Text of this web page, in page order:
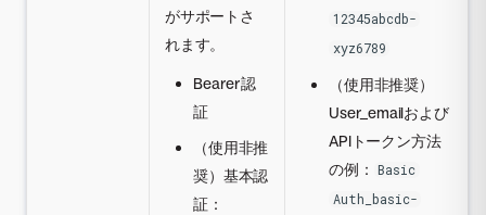
がサポートさ
れます。
Bearer認
証
（使用非推
奨）基本認
証：
12345abcdb-
xyz6789
（使用非推奨）
User_emailおよび
APIトークン方法
の例：
Basic
Auth_basic-